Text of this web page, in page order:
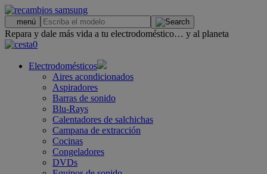
menú
Repara y dale más vida a tu electrodoméstico… y al planeta
0
Electrodomésticos
Aires acondicionados
Aspiradores
Barras de sonido
Blu-Rays
Calentadores de salchichas
Campana de extracción
Cocinas
Congeladores
DVDs